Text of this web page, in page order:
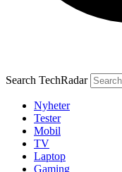
Search TechRadar
Nyheter
Tester
Mobil
TV
Laptop
Gaming